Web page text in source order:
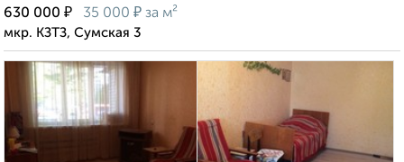
630 000 ₽ 35 000 ₽ за м²
мкр. КЗТЗ, Сумская 3